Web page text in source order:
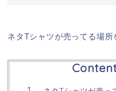
ネタTシャツが売ってる場所